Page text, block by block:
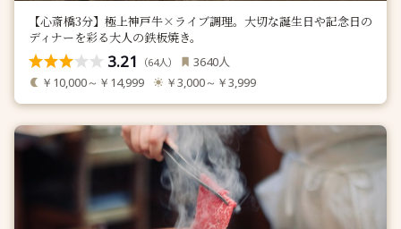
【心斎橋3分】極上神戸牛×ライブ調理。大切な誕生日や記念日の
ディナーを彩る大人の鉄板焼き。
3.21 （64人） 3640人
￥10,000～￥14,999 ￥3,000～￥3,999